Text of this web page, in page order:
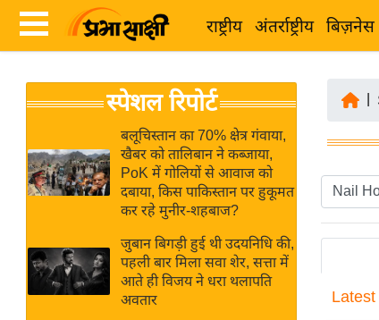
राष्ट्रीय अंतर्राष्ट्रीय बिज़नेस
News
Hindi
Hindi
Live
ब
र
अंतर्राष्ट्रीय
बिज़नेस
उद्योग
स्पेशल रिपोर्ट
बलूचिस्तान का 70% क्षेत्र गंवाया,
खैबर को तालिबान ने कब्जाया,
PoK में गोलियों से आवाज को
दबाया, किस पाकिस्तान पर हुकूमत
कर रहे मुनीर-शहबाज?
जुबान बिगड़ी हुई थी उदयनिधि की,
पहली बार मिला सवा शेर, सत्ता में
आते ही विजय ने धरा थलापति
अवतार
Latest